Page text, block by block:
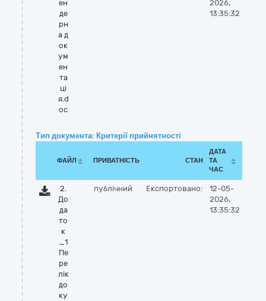
ен
де
рн
а д
ок
ум
ен
та
цi
я.d
oc
2026,
13:35:32
Тип документа: Критерії прийнятності
ФАЙЛ ПРИВАТНІСТЬ СТАН
ДАТА
ТА
ЧАС
2.
До
да
то
к
_1
Пе
ре
лік
до
ку
публічний Експортовано:
12-05-
2026,
13:35:32